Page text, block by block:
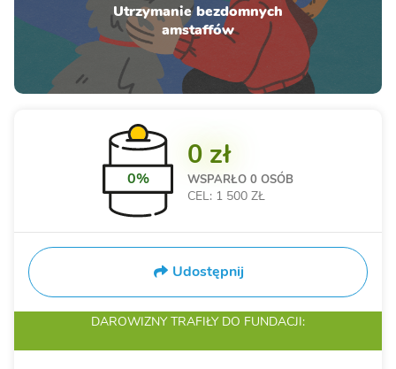
Utrzymanie bezdomnych
amstaffów
0%
0 zł
WSPARŁO 0 OSÓB
CEL: 1 500 ZŁ
Udostępnij
DAROWIZNY TRAFIŁY DO FUNDACJI: